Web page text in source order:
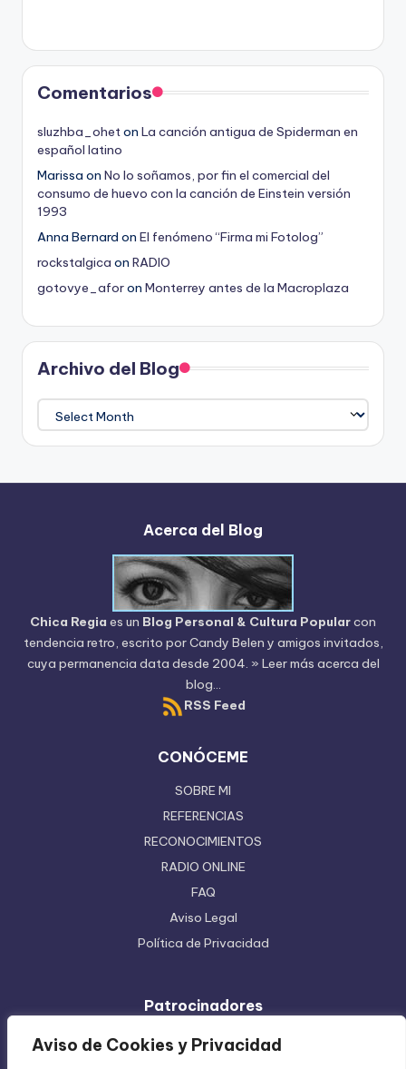
Aviso de Cookies y Privacidad
Comentarios
sluzhba_oheton La canción antigua de Spiderman en
español latino
Marissa on No lo soñamos, por fin el comercial del
consumo de huevo con la canción de Einstein versión
1993
Anna Bernard on El fenómeno “Firma mi Fotolog”
rockstalgica on RADIO
gotovye_aforon Monterrey antes de la Macroplaza
Archivo del Blog
del
Blog
Acerca del Blog
Chica Regia es un Blog Personal & Cultura Popularcon
tendencia retro, escrito porCandy Belen y amigos invitados,
cuya permanencia data desde 2004. » Leer más acerca del
blog...
RSS Feed
CONÓCEME
SOBRE MI
REFERENCIAS
RECONOCIMIENTOS
RADIO ONLINE
FAQ
Aviso Legal
Política de Privacidad
Patrocinadores
Ferretera Centenario de Monterrey